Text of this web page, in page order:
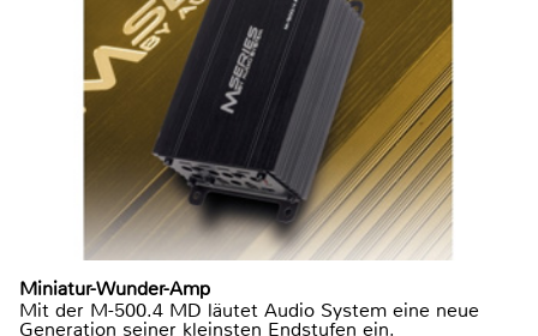
Miniatur-Wunder-Amp
Mit der M-500.4 MD läutet Audio System eine neue
Generation seiner kleinsten Endstufen ein.